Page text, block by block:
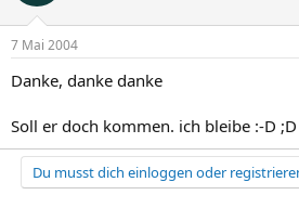
7 Mai 2004
Danke, danke danke
Soll er doch kommen. ich bleibe :-D ;D
Du musst dich einloggen oder